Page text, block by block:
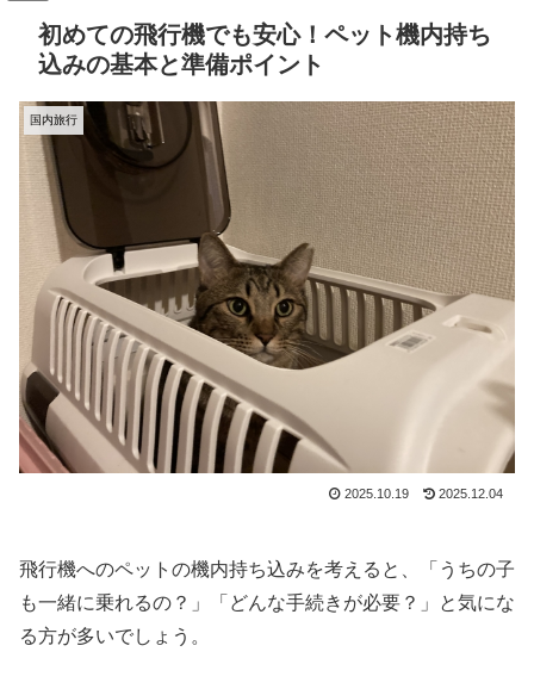
初めての飛行機でも安心！ペット機内持ち
込みの基本と準備ポイント
国内旅行
2025.10.19 2025.12.04
飛行機へのペットの機内持ち込みを考えると、「うちの子
も一緒に乗れるの？」「どんな手続きが必要？」と気にな
る方が多いでしょう。